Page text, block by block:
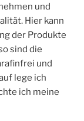
und
Hier kann
der Produkte
sind die
und
lege ich
ich meine